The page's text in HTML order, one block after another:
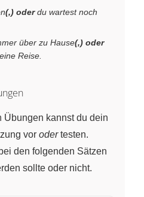
(,) oderdu wartest noch
über zu Hause(,) oder
Reise.
Übungen kannst du dein
vor odertesten.
den folgenden Sätzen
sollte oder nicht.